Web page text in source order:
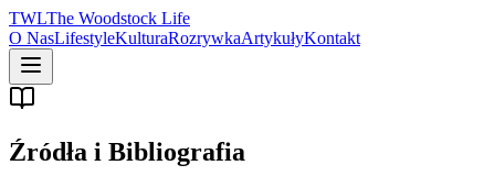
TWLThe Woodstock Life
O NasLifestyleKulturaRozrywkaArtykułyKontakt
Źródła i Bibliografia